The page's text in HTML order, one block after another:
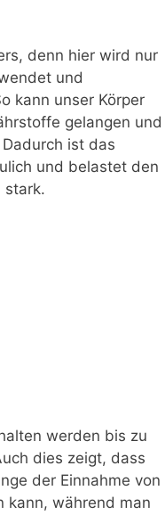
denn hier wird nur
und
kann unser Körper
gelangen und
ist das
und belastet den
stark.
werden bis zu
dies zeigt, dass
der Einnahme von
kann, während man